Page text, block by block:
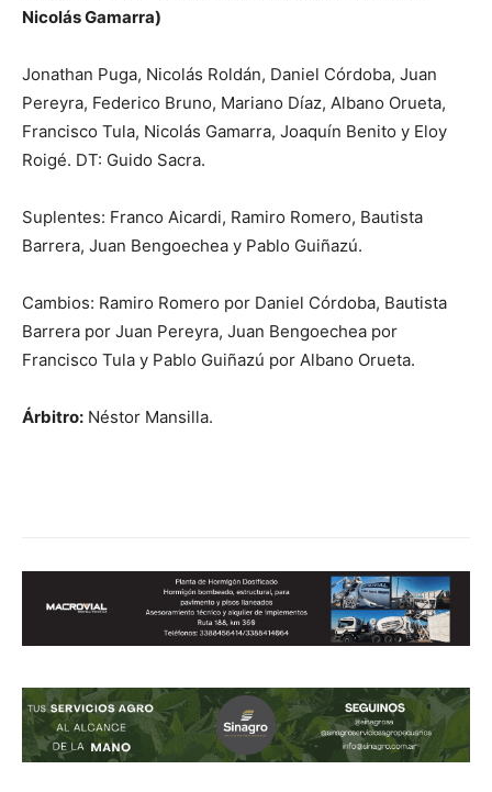
Nicolás Gamarra)
Jonathan Puga, Nicolás Roldán, Daniel Córdoba, Juan
Pereyra, Federico Bruno, Mariano Díaz, Albano Orueta,
Francisco Tula, Nicolás Gamarra, Joaquín Benito y Eloy
Roigé. DT: Guido Sacra.
Suplentes: Franco Aicardi, Ramiro Romero, Bautista
Barrera, Juan Bengoechea y Pablo Guiñazú.
Cambios: Ramiro Romero por Daniel Córdoba, Bautista
Barrera por Juan Pereyra, Juan Bengoechea por
Francisco Tula y Pablo Guiñazú por Albano Orueta.
Árbitro: Néstor Mansilla.